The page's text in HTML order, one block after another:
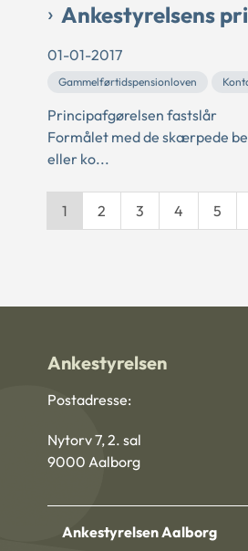
Ankestyrelsens
01-01-2017
Gammelførtidspensionloven
Principafgørelsen fastslår
Formålet med de skærpede
eller ko...
1 2 3 4 5
Ankestyrelsen
Postadresse:
Nytorv 7, 2. sal
9000 Aalborg
Ankestyrelsen Aalborg